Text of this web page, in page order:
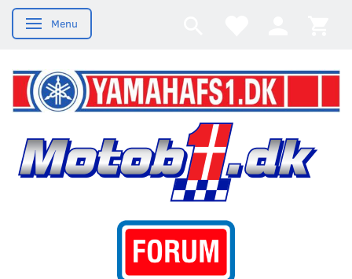
Skifte navigation
Menu